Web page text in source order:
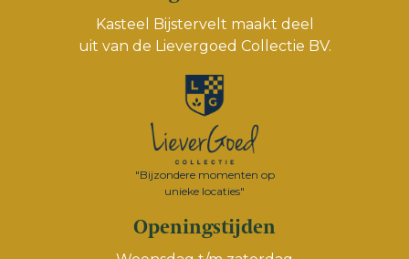
Kasteel Bijstervelt maakt deel
uit van de Lievergoed Collectie BV.
"Bijzondere momenten op
unieke locaties"
Openingstijden